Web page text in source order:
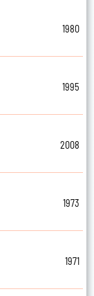
1980
1995
2008
1973
1971